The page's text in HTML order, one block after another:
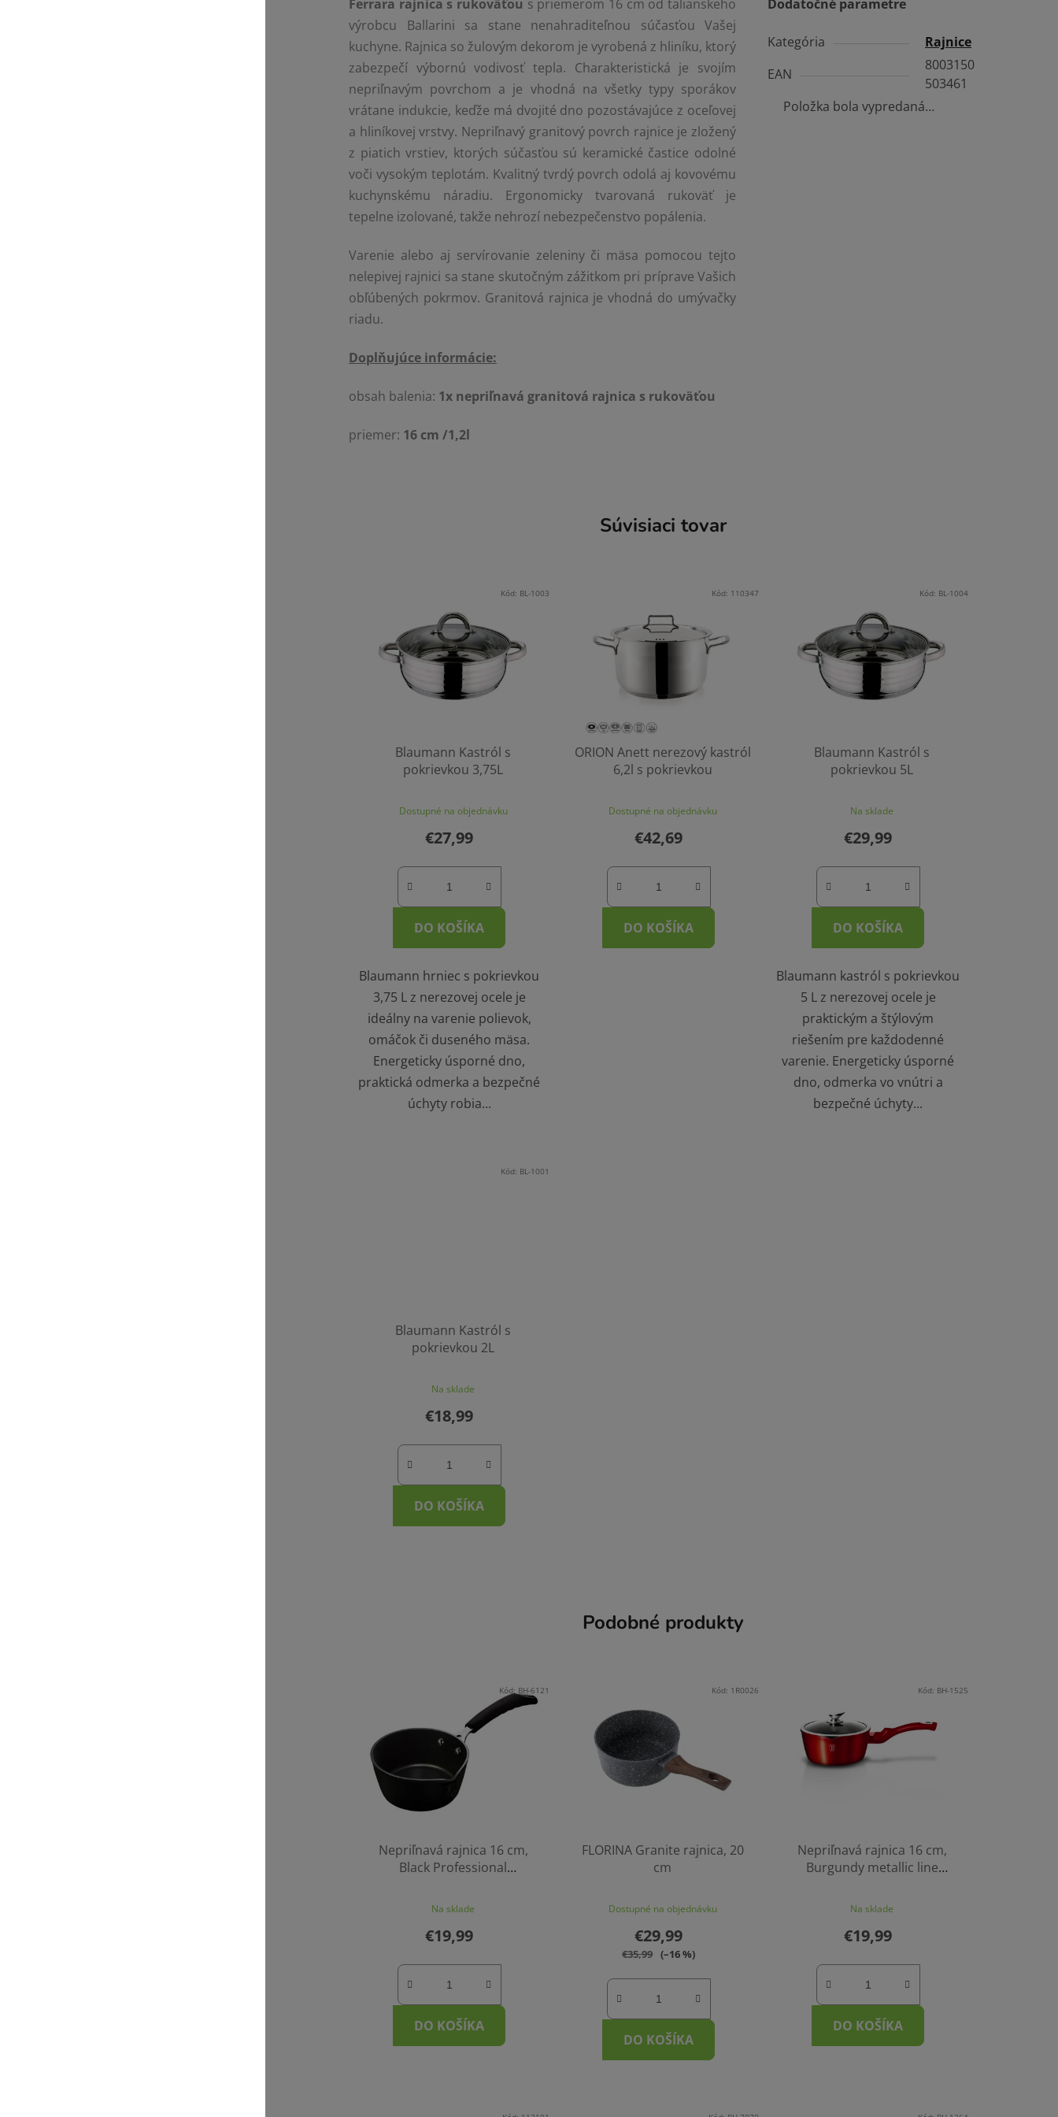
Ferrara rajnica s rukoväťou s priemerom 16 cm od talianskeho
výrobcu Ballarini sa stane nenahraditeľnou súčasťou Vašej
kuchyne. Rajnica so žulovým dekorom je vyrobená z hliníku, ktorý
zabezpečí výbornú vodivosť tepla. Charakteristická je svojím
nepriľnavým povrchom a je vhodná na všetky typy sporákov
vrátane indukcie, keďže má dvojité dno pozostávajúce z oceľovej
a hliníkovej vrstvy. Nepriľnavý granitový povrch rajnice je zložený
z piatich vrstiev, ktorých súčasťou sú keramické častice odolné
voči vysokým teplotám. Kvalitný tvrdý povrch odolá aj kovovému
kuchynskému náradiu. Ergonomicky tvarovaná rukoväť je
tepelne izolované, takže nehrozí nebezpečenstvo popálenia.
Varenie alebo aj servírovanie zeleniny či mäsa pomocou tejto
nelepivej rajnici sa stane skutočným zážitkom pri príprave Vašich
obľúbených pokrmov. Granitová rajnica je vhodná do umývačky
riadu.
Doplňujúce informácie:
obsah balenia: 1x nepriľnavá granitová rajnica s rukoväťou
priemer: 16 cm /1,2l
Dodatočné parametre
Kategória
Rajnice
EAN
8003150
503461
Položka bola vypredaná…
Súvisiaci tovar
Blaumann Kastról s
pokrievkou 3,75L
Dostupné na objednávku
€27,99
DO KOŠÍKA
Blaumann hrniec s pokrievkou
3,75 L z nerezovej ocele je
ideálny na varenie polievok,
omáčok či duseného mäsa.
Energeticky úsporné dno,
praktická odmerka a bezpečné
úchyty robia...
Kód: BL-1003
ORION Anett nerezový kastról
6,2l s pokrievkou
Dostupné na objednávku
€42,69
DO KOŠÍKA
Kód: 110347
Blaumann Kastról s
pokrievkou 5L
Na sklade
€29,99
DO KOŠÍKA
Blaumann kastról s pokrievkou
5 L z nerezovej ocele je
praktickým a štýlovým
riešením pre každodenné
varenie. Energeticky úsporné
dno, odmerka vo vnútri a
bezpečné úchyty...
Kód: BL-1004
Blaumann Kastról s
pokrievkou 2L
Na sklade
€18,99
DO KOŠÍKA
Kód: BL-1001
Podobné produkty
Nepriľnavá rajnica 16 cm,
Black Professional
Na sklade
€19,99
DO KOŠÍKA
Kód: BH-6121
FLORINA Granite rajnica, 20
cm
Dostupné na objednávku
€29,99
€35,99 (–16 %)
DO KOŠÍKA
Kód: 1R0026
Nepriľnavá rajnica 16 cm,
Burgundy metallic line
Na sklade
€19,99
DO KOŠÍKA
Kód: BH-1525